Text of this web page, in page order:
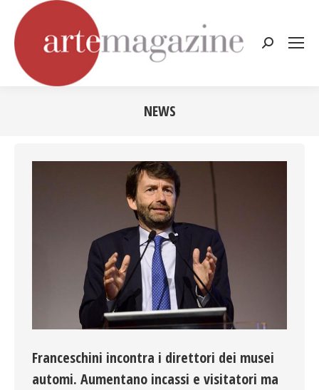
Cerca:
NEWS
Franceschini incontra i direttori dei musei
automi. Aumentano incassi e visitatori ma